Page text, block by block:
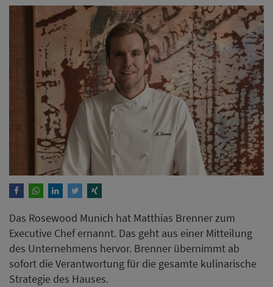
Das Rosewood Munich hat Matthias Brenner zum
Executive Chef ernannt. Das geht aus einer Mitteilung
des Unternehmens hervor. Brenner übernimmt ab
sofort die Verantwortung für die gesamte kulinarische
Strategie des Hauses.